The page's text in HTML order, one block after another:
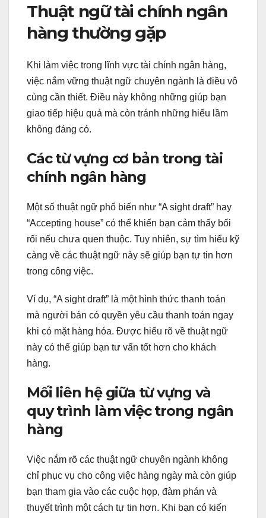
Thuật ngữ tài chính ngân
hàng thường gặp
Khi làm việc trong lĩnh vực tài chính ngân hàng,
việc nắm vững thuật ngữ chuyên ngành là điều vô
cùng cần thiết. Điều này không những giúp bạn
giao tiếp hiệu quả mà còn tránh những hiểu lầm
không đáng có.
Các từ vựng cơ bản trong tài
chính ngân hàng
Một số thuật ngữ phổ biến như “A sight draft” hay
“Accepting house” có thể khiến bạn cảm thấy bối
rối nếu chưa quen thuộc. Tuy nhiên, sự tìm hiểu kỹ
càng về các thuật ngữ này sẽ giúp bạn tự tin hơn
trong công việc.
Ví dụ, “A sight draft” là một hình thức thanh toán
mà người bán có quyền yêu cầu thanh toán ngay
khi có mặt hàng hóa. Được hiểu rõ về thuật ngữ
này có thể giúp bạn tư vấn tốt hơn cho khách
hàng.
Mối liên hệ giữa từ vựng và
quy trình làm việc trong ngân
hàng
Việc nắm rõ các thuật ngữ chuyên ngành không
chỉ phục vụ cho công việc hàng ngày mà còn giúp
bạn tham gia vào các cuộc họp, đàm phán và
thuyết trình một cách tự tin hơn. Khi bạn có kiến